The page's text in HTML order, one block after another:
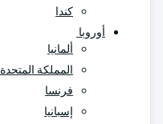
كندا
أوروبا
ألمانيا
المملكة المتحدة
فرنسا
إسبانيا